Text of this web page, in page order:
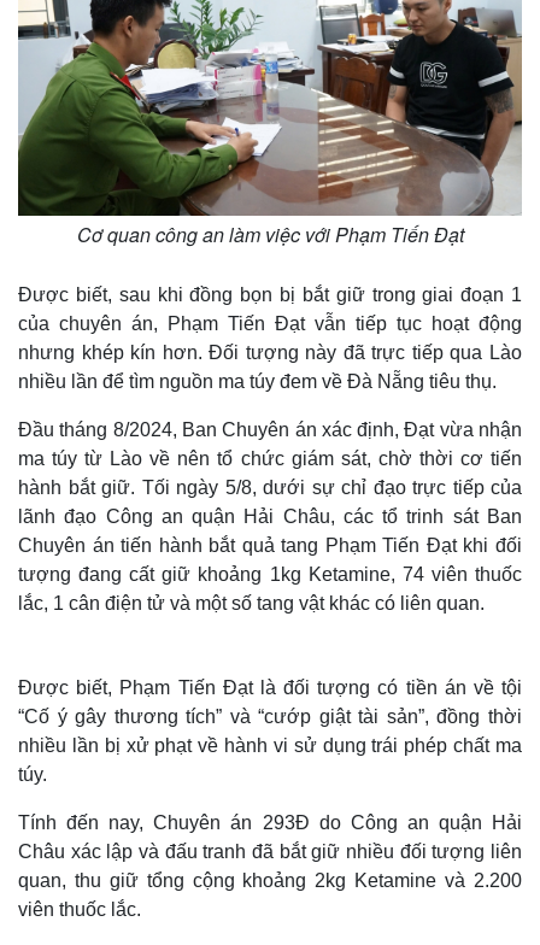
Cơ quan công an làm việc với Phạm Tiến Đạt
Được biết, sau khi đồng bọn bị bắt giữ trong giai đoạn 1
của chuyên án, Phạm Tiến Đạt vẫn tiếp tục hoạt động
nhưng khép kín hơn. Đối tượng này đã trực tiếp qua Lào
nhiều lần để tìm nguồn ma túy đem về Đà Nẵng tiêu thụ.
Đầu tháng 8/2024, Ban Chuyên án xác định, Đạt vừa nhận
ma túy từ Lào về nên tổ chức giám sát, chờ thời cơ tiến
hành bắt giữ. Tối ngày 5/8, dưới sự chỉ đạo trực tiếp của
lãnh đạo Công an quận Hải Châu, các tổ trinh sát Ban
Chuyên án tiến hành bắt quả tang Phạm Tiến Đạt khi đối
tượng đang cất giữ khoảng 1kg Ketamine, 74 viên thuốc
lắc, 1 cân điện tử và một số tang vật khác có liên quan.
Được biết, Phạm Tiến Đạt là đối tượng có tiền án về tội
“Cố ý gây thương tích” và “cướp giật tài sản”, đồng thời
nhiều lần bị xử phạt về hành vi sử dụng trái phép chất ma
túy.
Tính đến nay, Chuyên án 293Đ do Công an quận Hải
Châu xác lập và đấu tranh đã bắt giữ nhiều đối tượng liên
quan, thu giữ tổng cộng khoảng 2kg Ketamine và 2.200
viên thuốc lắc.